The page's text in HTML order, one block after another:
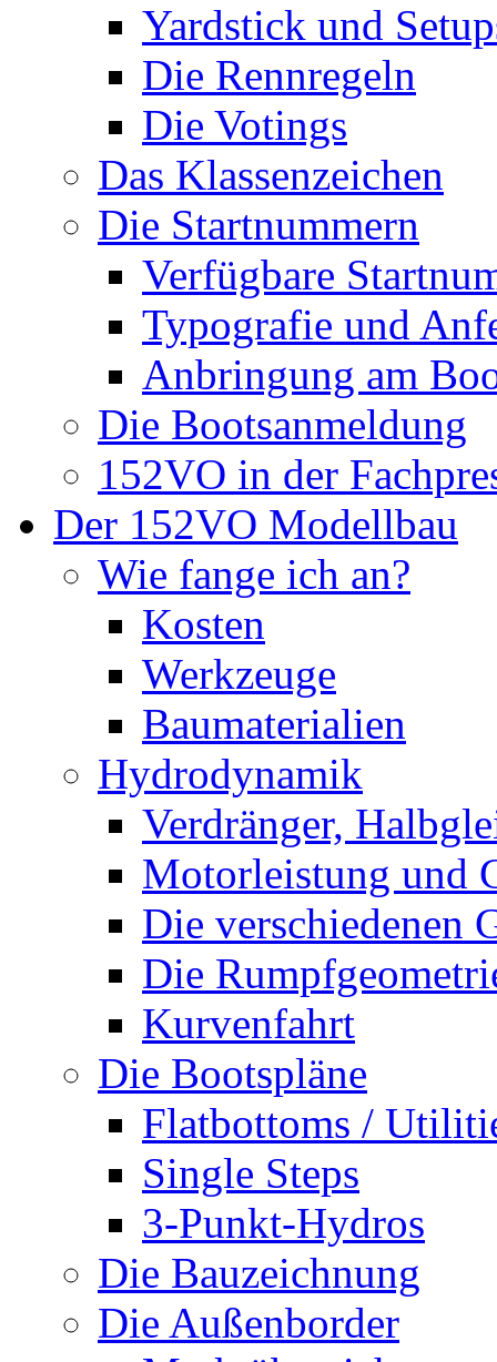
Yardstick und
Die Rennregeln
Die Votings
Das Klassenzeichen
Die Startnummern
Verfügbare
Typografie und
Anbringung am
Die Bootsanmeldung
152VO in der
Der 152VO Modellbau
Wie fange ich an?
Kosten
Werkzeuge
Baumaterialien
Hydrodynamik
Verdränger,
Motorleistung und
Die verschiedenen
Die
Kurvenfahrt
Die Bootspläne
Flatbottoms /
Single Steps
3-Punkt-Hydros
Die Bauzeichnung
Die Außenborder